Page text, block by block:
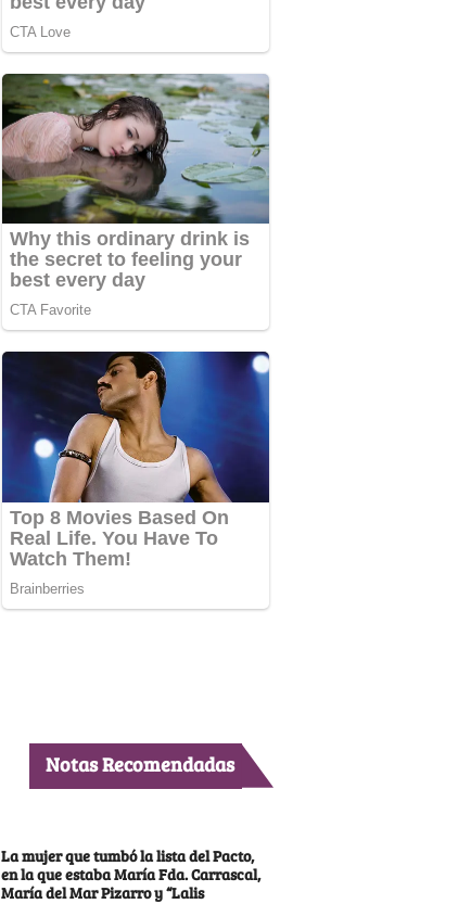
Notas Recomendadas
La mujer que tumbó la lista del Pacto,
en la que estaba María Fda. Carrascal,
María del Mar Pizarro y “Lalis